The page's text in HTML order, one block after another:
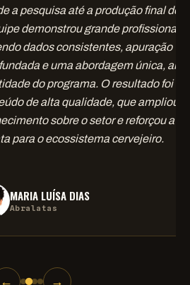
a pesquisa até a produção final do
demonstrou grande
dados consistentes, apuração
e uma abordagem única,
do programa. O resultado foi
de alta qualidade, que ampliou o
sobre o setor e reforçou a
para o ecossistema cervejeiro.
MARIA LUÍSA DIAS
Abralatas
← →